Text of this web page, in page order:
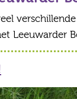
Leeuwarder